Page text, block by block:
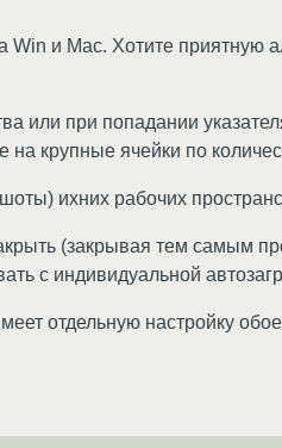
и Mac. Хотите приятную
или при попадании
на крупные ячейки по
ихних рабочих
(закрывая тем самым
с индивидуальной
отдельную настройку